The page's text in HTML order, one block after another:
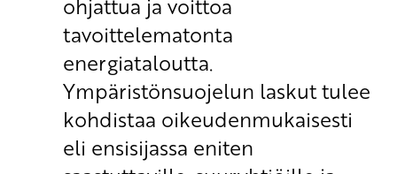
ohjattua ja voittoa
tavoittelematonta
energiataloutta.
Ympäristönsuojelun laskut tulee
kohdistaa oikeudenmukaisesti
eli ensisijassa eniten